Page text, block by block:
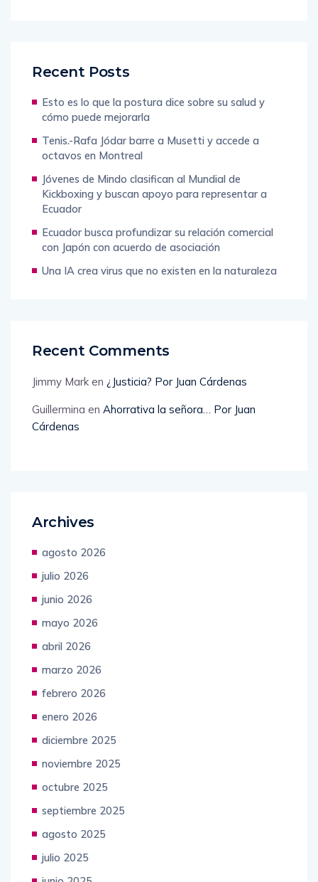
Recent Posts
Esto es lo que la postura dice sobre su salud y
cómo puede mejorarla
Tenis.-Rafa Jódar barre a Musetti y accede a
octavos en Montreal
Jóvenes de Mindo clasifican al Mundial de
Kickboxing y buscan apoyo para representar a
Ecuador
Ecuador busca profundizar su relación comercial
con Japón con acuerdo de asociación
Una IA crea virus que no existen en la naturaleza
Recent Comments
Jimmy Mark en ¿Justicia? Por Juan Cárdenas
Guillermina en Ahorrativa la señora… Por Juan
Cárdenas
Archives
agosto 2026
julio 2026
junio 2026
mayo 2026
abril 2026
marzo 2026
febrero 2026
enero 2026
diciembre 2025
noviembre 2025
octubre 2025
septiembre 2025
agosto 2025
julio 2025